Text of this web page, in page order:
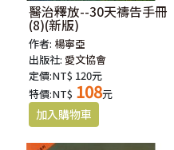
醫治釋放--30天禱告手冊
(8)(新版)
作者: 楊寧亞
出版社: 愛文協會
定價:NT$ 120元
特價:NT$ 108元